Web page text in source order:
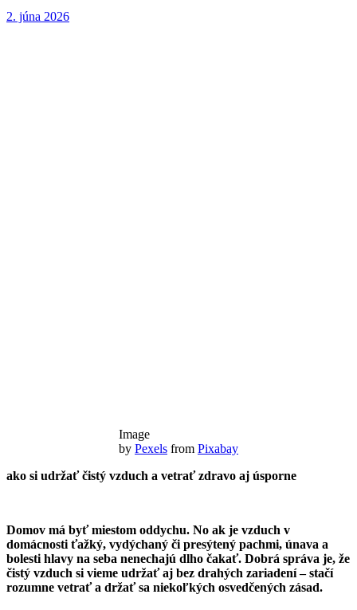
2. júna 2026
Image
by Pexels from Pixabay
ako si udržať čistý vzduch a vetrať zdravo aj úsporne
Domov má byť miestom oddychu. No ak je vzduch v
domácnosti ťažký, vydýchaný či presýtený pachmi, únava a
bolesti hlavy na seba nenechajú dlho čakať. Dobrá správa je, že
čistý vzduch si vieme udržať aj bez drahých zariadení – stačí
rozumne vetrať a držať sa niekoľkých osvedčených zásad.